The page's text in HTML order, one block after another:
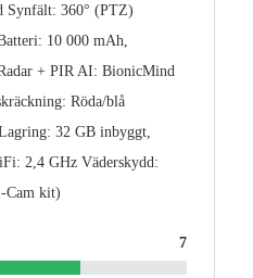
Synfält: 360° (PTZ)
10 000 mAh,
+ PIR AI: BionicMind
Röda/blå
32 GB inbyggt,
2,4 GHz Väderskydd:
Cam kit)
7